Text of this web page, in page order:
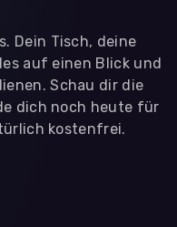
Dein Tisch, deine
auf einen Blick und
Schau dir die
dich noch heute für
kostenfrei.